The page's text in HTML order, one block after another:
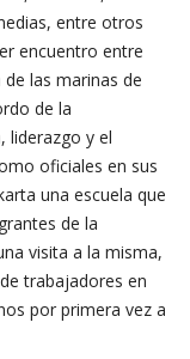
entre otros
encuentro entre
las marinas de
de la
liderazgo y el
oficiales en sus
una escuela que
de la
visita a la misma,
trabajadores en
por primera vez a